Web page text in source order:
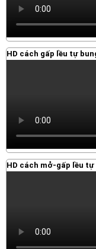
HD cách gấp lều tự
HD cách mở-gấp lều tự